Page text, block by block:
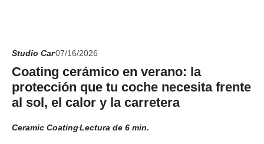
Studio Car07/16/2026
Coating cerámico en verano: la
protección que tu coche necesita frente
al sol, el calor y la carretera
Ceramic CoatingLectura de 6 min.